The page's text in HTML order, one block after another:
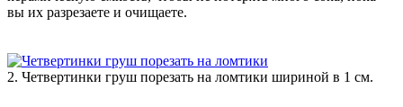
вы их разрезаете и очищаете.
2. Четвертинки груш порезать на ломтики шириной в 1 см.